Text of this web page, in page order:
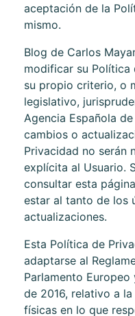
aceptación de la
mismo.
Blog de Carlos
modificar su Política
su propio criterio, o
legislativo,
Agencia Española
cambios o
Privacidad no serán
explícita al Usuario.
consultar esta
estar al tanto de los
actualizaciones.
Esta Política de
adaptarse al
Parlamento
de 2016, relativo a
físicas en lo que